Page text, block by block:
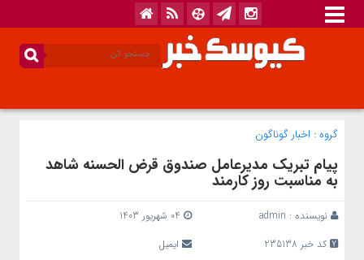
گروه : اخبار گوناگون
پیام تبریک مدیرعامل صندوق قرض الحسنه شاهد
به مناسبت روز کارمند
نویسنده : admin
کد خبر 235138
ایمیل